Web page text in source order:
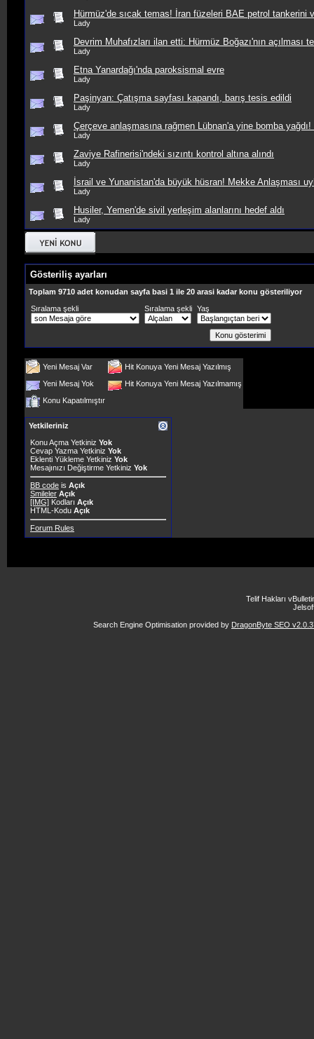
Hürmüz'de sıcak temas! İran füzeleri BAE petrol tankerini
Lady
Devrim Muhafızları ilan etti: Hürmüz Boğazı'nın açılması
Lady
Etna Yanardağı'nda paroksismal evre
Lady
Paşinyan: Çatışma sayfası kapandı, barış tesis edildi
Lady
Çerçeve anlaşmasına rağmen Lübnan'a yine bomba
Lady
Zaviye Rafinerisi'ndeki sızıntı kontrol altına alındı
Lady
İsrail ve Yunanistan'da büyük hüsran! Mekke Anlaşması
Lady
Husiler, Yemen'de sivil yerleşim alanlarını hedef aldı
Lady
Gösteriliş ayarları
Toplam 9710 adet konudan sayfa basi 1 ile 20 arasi kadar konu gösteriliyor
Sıralama şekli
Sıralama şekli Yaş
Yeni Mesaj Var
Hit Konuya Yeni Mesaj Yazılmış
Yeni Mesaj Yok
Hit Konuya Yeni Mesaj Yazılmamış
Konu Kapatılmıştır
Yetkileriniz
Konu Açma Yetkiniz Yok
Cevap Yazma Yetkiniz Yok
Eklenti Yükleme Yetkiniz Yok
Mesajınızı Değiştirme Yetkiniz Yok
BB code is Açık
Smileler Açık
[IMG] Kodları Açık
HTML-Kodu Açık
Forum Rules
Telif Hakları
Search Engine Optimisation provided by DragonByte SEO